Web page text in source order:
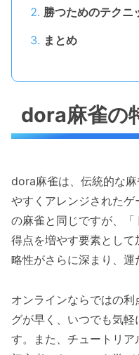
勝つためのテクニ
まとめ
dora麻雀の
dora麻雀は、伝統的な
やすくアレンジされた
の麻雀と同じですが、
得点を増やす要素とし
略性がさらに深まり、運
オンラインならではの
グが早く、いつでも気
す。また、チュートリア